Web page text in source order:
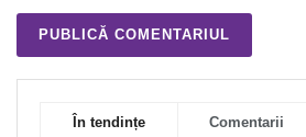
În tendințe Comentarii